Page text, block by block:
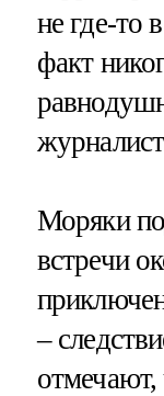
не где-то
факт
Моряки
встречи
–